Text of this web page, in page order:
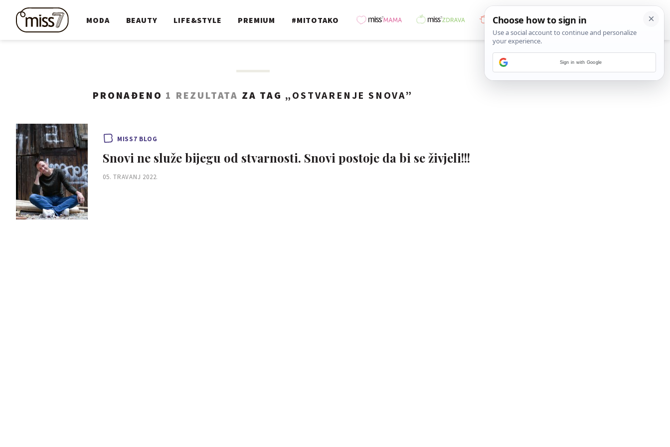
MODA BEAUTY LIFE&STYLE PREMIUM #MITOTAKO
PRONAĐENO 1 REZULTATA ZA TAG „ OSTVARENJE SNOVA”
MISS7 BLOG
Snovi ne služe bijegu od stvarnosti. Snovi postoje da bi se živjeli!!!
05. TRAVANJ 2022.
Sign in with Google